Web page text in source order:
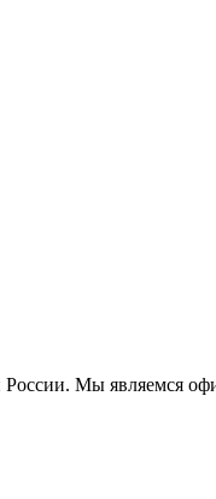
России. Мы являемся